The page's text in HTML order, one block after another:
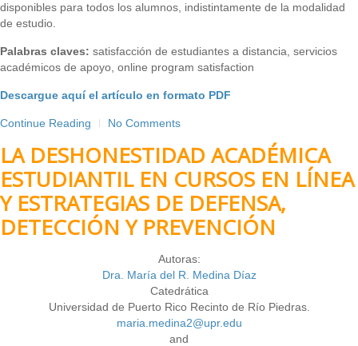
disponibles para todos los alumnos, indistintamente de la modalidad
de estudio.
Palabras claves: satisfacción de estudiantes a distancia, servicios
académicos de apoyo, online program satisfaction
Descargue aquí el artículo en formato PDF
Continue Reading No Comments
LA DESHONESTIDAD ACADÉMICA
ESTUDIANTIL EN CURSOS EN LÍNEA
Y ESTRATEGIAS DE DEFENSA,
DETECCIÓN Y PREVENCIÓN
Autoras:
Dra. María del R. Medina Díaz
Catedrática
Universidad de Puerto Rico Recinto de Río Piedras.
maria.medina2@upr.edu
and